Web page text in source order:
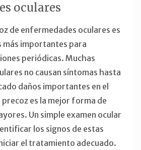
oculares
de enfermedades oculares es
más importantes para
periódicas. Muchas
no causan síntomas hasta
daños importantes en el
es la mejor forma de
Un simple examen ocular
los signos de estas
el tratamiento adecuado.